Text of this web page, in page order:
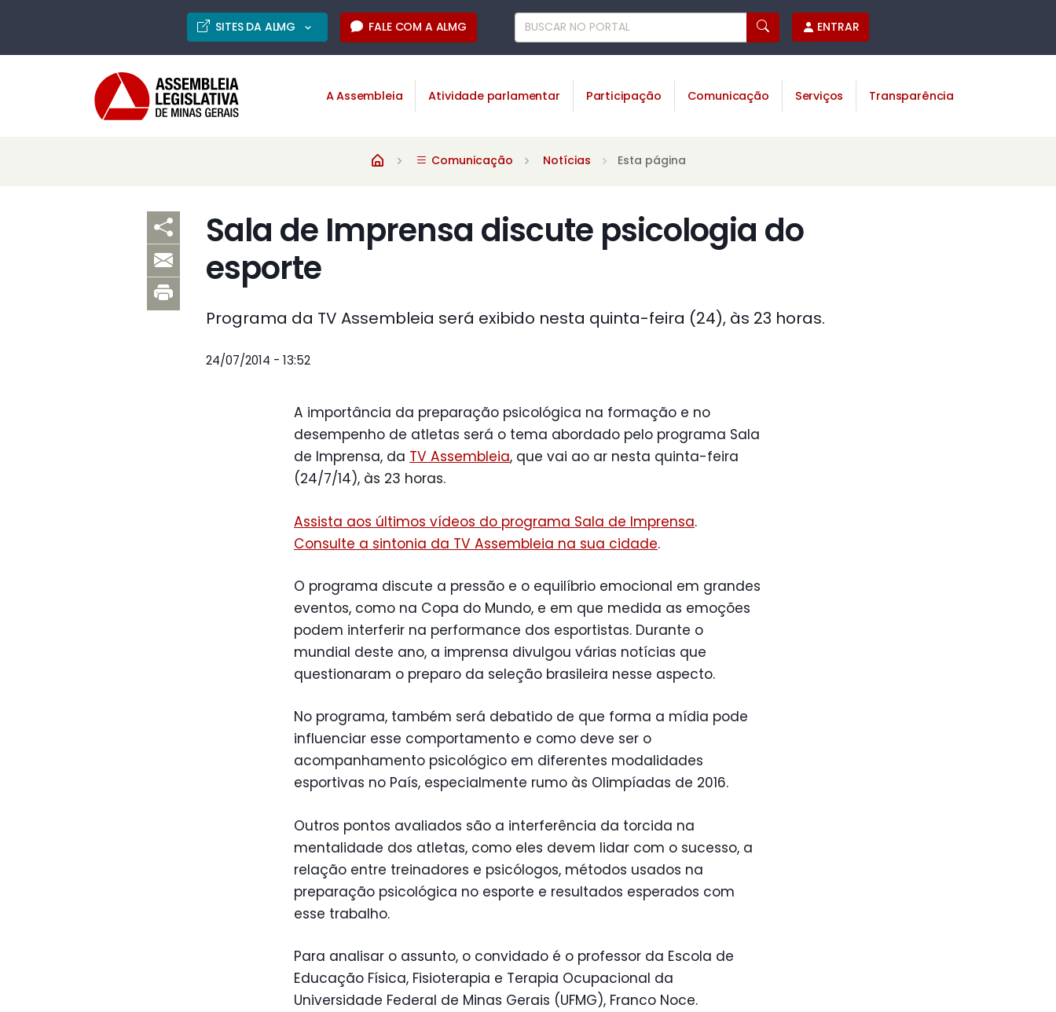
SITES DA ALMG FALE COM A ALMG ENTRAR
A Assembleia Atividade parlamentar Participação Comunicação Serviços Transparência
Comunicação Notícias Esta página
Sala de Imprensa discute psicologia do
esporte
Programa da TV Assembleia será exibido nesta quinta-feira (24), às 23 horas.
24/07/2014 - 13:52
A importância da preparação psicológica na formação e no
desempenho de atletas será o tema abordado pelo programa Sala
de Imprensa, da TV Assembleia, que vai ao ar nesta quinta-feira
(24/7/14), às 23 horas.
Assista aos últimos vídeos do programa Sala de Imprensa.
Consulte a sintonia da TV Assembleia na sua cidade.
O programa discute a pressão e o equilíbrio emocional em grandes
eventos, como na Copa do Mundo, e em que medida as emoções
podem interferir na performance dos esportistas. Durante o
mundial deste ano, a imprensa divulgou várias notícias que
questionaram o preparo da seleção brasileira nesse aspecto.
No programa, também será debatido de que forma a mídia pode
influenciar esse comportamento e como deve ser o
acompanhamento psicológico em diferentes modalidades
esportivas no País, especialmente rumo às Olimpíadas de 2016.
Outros pontos avaliados são a interferência da torcida na
mentalidade dos atletas, como eles devem lidar com o sucesso, a
relação entre treinadores e psicólogos, métodos usados na
preparação psicológica no esporte e resultados esperados com
esse trabalho.
Para analisar o assunto, o convidado é o professor da Escola de
Educação Física, Fisioterapia e Terapia Ocupacional da
Universidade Federal de Minas Gerais (UFMG), Franco Noce.